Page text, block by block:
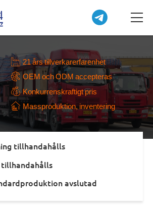
21 års tillverkarerfarenhet
OEM och ODM accepteras
Konkurrenskraftigt pris
Massproduktion, inventering
tillhandahålls
tillhandahålls
avslutad